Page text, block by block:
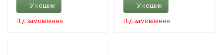
У кошик
Під замовлення
У кошик
Під замовлення